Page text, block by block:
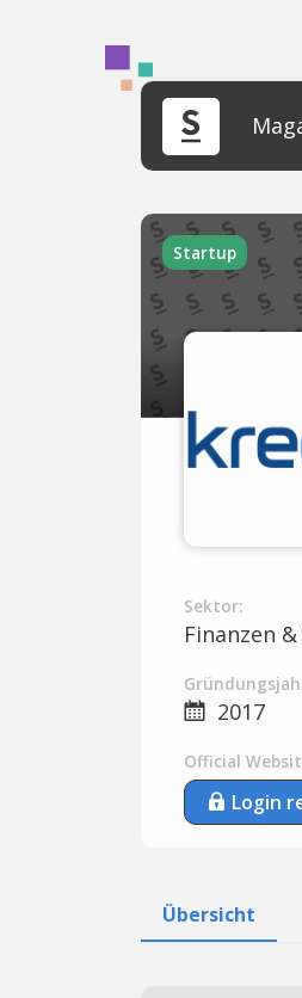
Startup
Sektor:
Finanzen
2017
Official
Login
Übersicht